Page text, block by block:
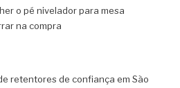
o pé nivelador para mesa
na compra
retentores de confiança em São